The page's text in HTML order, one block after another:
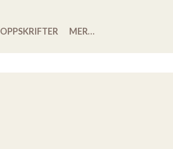
OPPSKRIFTER MER…